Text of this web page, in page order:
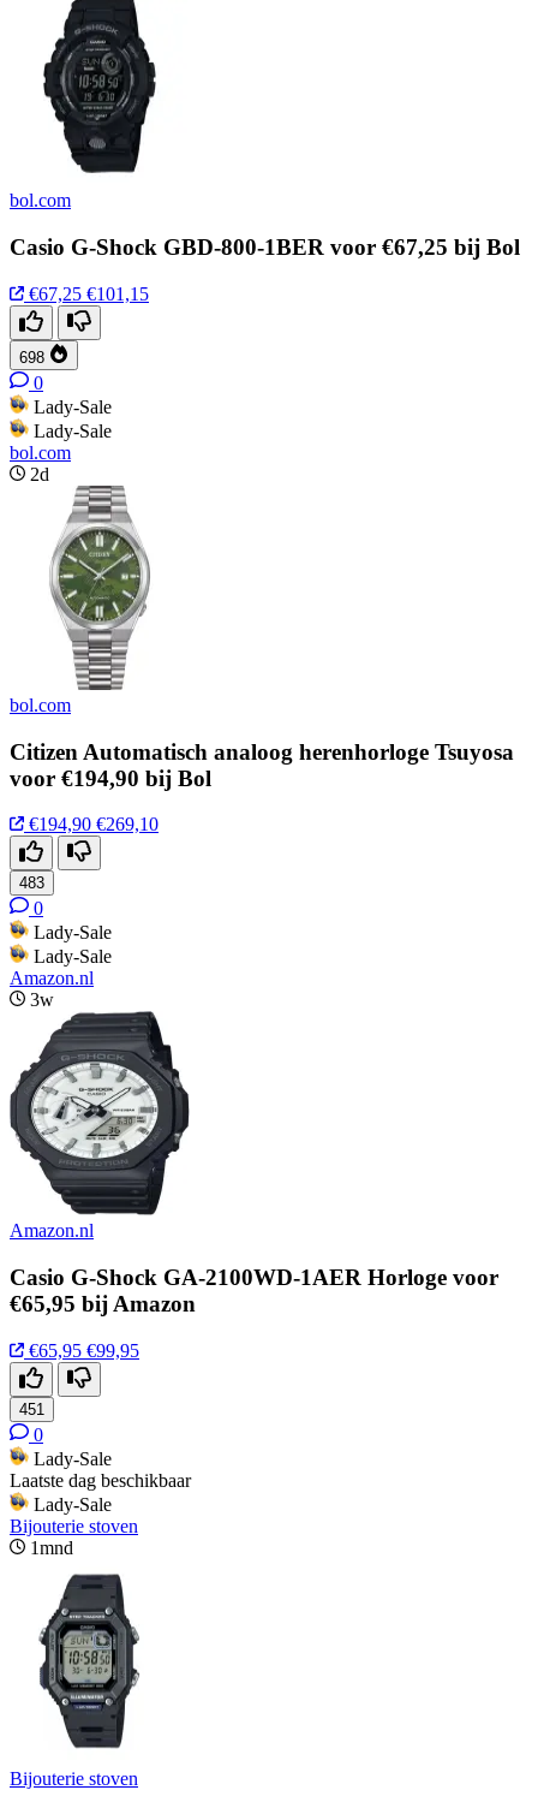
bol.com
Casio G-Shock GBD-800-1BER voor €67,25 bij Bol
€67,25 €101,15
698
0
Lady-Sale
Lady-Sale
bol.com
2d
bol.com
Citizen Automatisch analoog herenhorloge Tsuyosa
voor €194,90 bij Bol
€194,90 €269,10
483
0
Lady-Sale
Lady-Sale
Amazon.nl
3w
Amazon.nl
Casio G-Shock GA-2100WD-1AER Horloge voor
€65,95 bij Amazon
€65,95 €99,95
451
0
Lady-Sale
Laatste dag beschikbaar
Lady-Sale
Bijouterie stoven
1mnd
Bijouterie stoven